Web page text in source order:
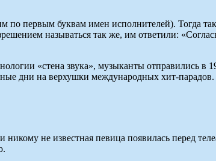
первым буквам имен исполнителей). Тогда
называться так же, им ответили:
«стена звука», музыканты отправились в
дни на верхушки международных хит-парадов.
не известная певица появилась перед